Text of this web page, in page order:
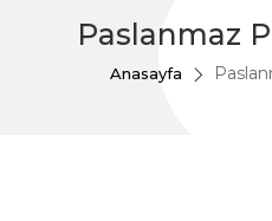
Paslanmaz
Anasayfa